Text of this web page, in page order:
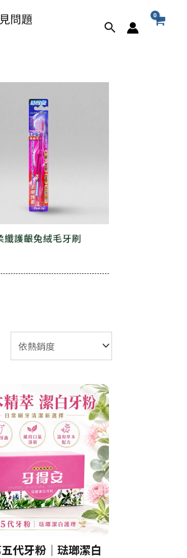
問題
纖護齦兔絨毛牙刷
代牙粉｜琺瑯潔白